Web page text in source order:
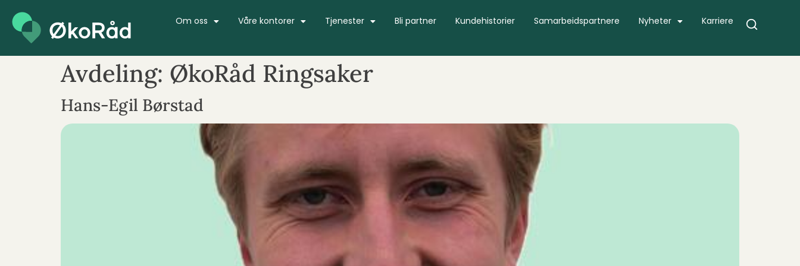
Om oss Våre kontorer Tjenester Bli partner Kundehistorier Samarbeidspartnere Nyheter Karriere
Avdeling: ØkoRåd Ringsaker
Hans-Egil Børstad